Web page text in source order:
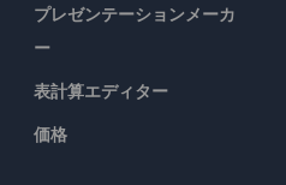
プレゼンテーションメーカ
ー
表計算エディター
価格